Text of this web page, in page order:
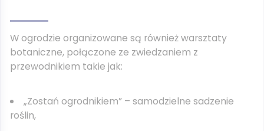
W ogrodzie organizowane są również warsztaty
botaniczne, połączone ze zwiedzaniem z
przewodnikiem takie jak:
„Zostań ogrodnikiem” – samodzielne sadzenie
roślin,